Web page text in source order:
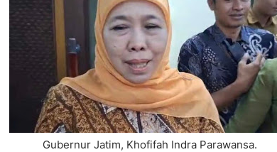
Gubernur Jatim, Khofifah Indra Parawansa.